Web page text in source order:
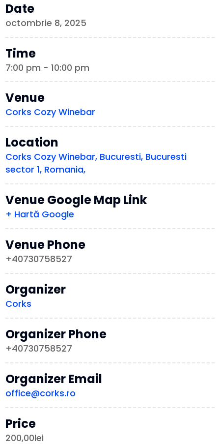
Date
octombrie 8, 2025
Time
7:00 pm - 10:00 pm
Venue
Corks Cozy Winebar
Location
Corks Cozy Winebar, Bucuresti, Bucuresti
sector 1, Romania,
Venue Google Map Link
+ Hartă Google
Venue Phone
+40730758527
Organizer
Corks
Organizer Phone
+40730758527
Organizer Email
office@corks.ro
Price
200,00lei